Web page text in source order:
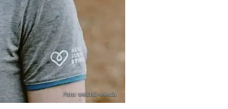
Foto: well:fair-media